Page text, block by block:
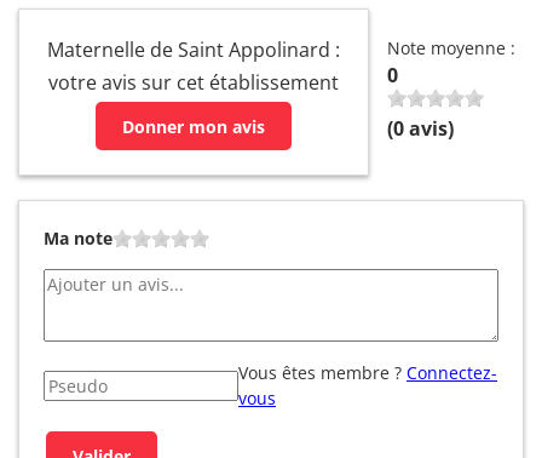
Maternelle de Saint Appolinard :
votre avis sur cet établissement
Donner mon avis
Note moyenne :
0
(0avis)
Ma note
Vous êtes membre ? Connectez-
vous